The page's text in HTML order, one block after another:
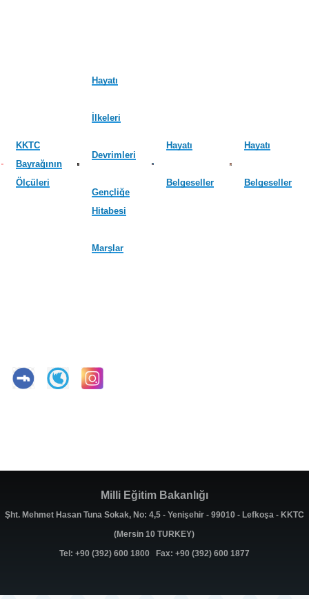
KKTC
Bayrağının
Ölçüleri
Hayatı
İlkeleri
Devrimleri
Gençliğe
Hitabesi
Marşlar
Hayatı
Belgeseller
Hayatı
Belgeseller
Milli Eğitim Bakanlığı
Şht. Mehmet Hasan Tuna Sokak, No: 4,5 - Yenişehir - 99010 - Lefkoşa - KKTC
(Mersin 10 TURKEY)
Tel: +90 (392) 600 1800 Fax: +90 (392) 600 1877